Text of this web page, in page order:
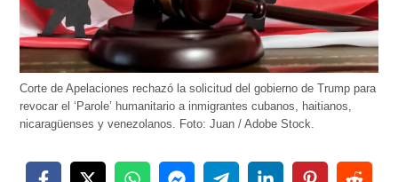
Corte de Apelaciones rechazó la solicitud del gobierno de Trump para
revocar el ‘Parole’ humanitario a inmigrantes cubanos, haitianos,
nicaragüenses y venezolanos. Foto: Juan / Adobe Stock.